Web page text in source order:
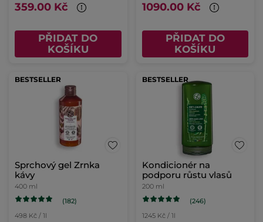
359.00 Kč
PŘIDAT DO
KOŠÍKU
1090.00 Kč
PŘIDAT DO
KOŠÍKU
BESTSELLER
Sprchový gel Zrnka
kávy
400 ml
(182)
498 Kč / 1l
BESTSELLER
Kondicionér na
podporu růstu vlasů
200 ml
(246)
1245 Kč / 1l